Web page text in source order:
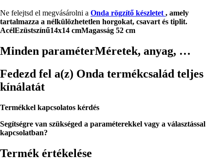
Ne felejtsd el megvásárolni a Onda rögzítő készletet , amely
tartalmazza a nélkülözhetetlen horgokat, csavart és tiplit.
AcélEzüstszínű14x14 cmMagasság 52 cm
Minden paraméterMéretek, anyag, …
Fedezd fel a(z) Onda termékcsalád teljes
kínálatát
Termékkel kapcsolatos kérdés
Segítségre van szükséged a paraméterekkel vagy a választással
kapcsolatban?
Termék értékelése